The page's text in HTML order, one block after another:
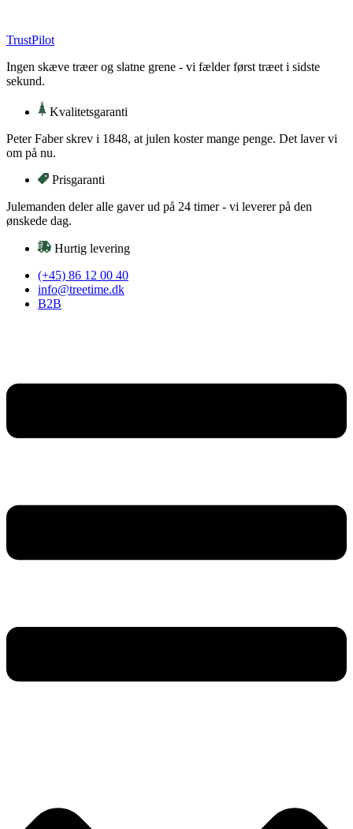
indhold
TrustPilot
Ingen skæve træer og slatne grene - vi fælder først træet i sidste
sekund.
Kvalitetsgaranti
Peter Faber skrev i 1848, at julen koster mange penge. Det laver vi
om på nu.
Prisgaranti
Julemanden deler alle gaver ud på 24 timer - vi leverer på den
ønskede dag.
Hurtig levering
(+45) 86 12 00 40
info@treetime.dk
B2B